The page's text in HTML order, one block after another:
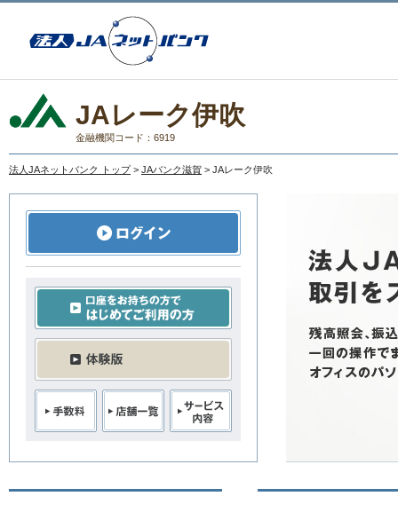
JAレーク伊吹
金融機関コード：6919
法人JAネットバンク トップ > JAバンク滋賀 > JAレーク伊吹